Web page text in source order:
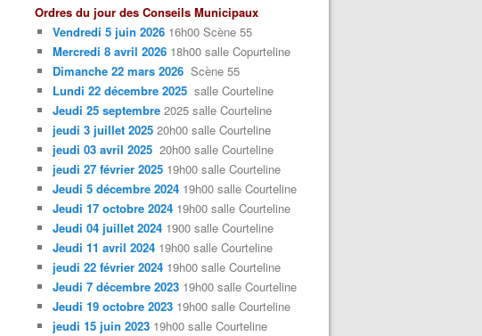
Ordres du jour des Conseils Municipaux
Vendredi 5 juin 2026 16h00 Scène 55
Mercredi 8 avril 2026 18h00 salle Copurteline
Dimanche 22 mars 2026 Scène 55
Lundi 22 décembre 2025 salle Courteline
Jeudi 25 septembre 2025 salle Courteline
jeudi 3 juillet 2025 20h00 salle Courteline
jeudi 03 avril 2025 20h00 salle Courteline
jeudi 27 février 2025 19h00 salle Courteline
Jeudi 5 décembre 2024 19h00 salle Courteline
Jeudi 17 octobre 2024 19h00 salle Courteline
Jeudi 04 juillet 2024 1900 salle Courteline
Jeudi 11 avril 2024 19h00 salle Courteline
jeudi 22 février 2024 19h00 salle Courteline
Jeudi 7 décembre 2023 19h00 salle Courteline
Jeudi 19 octobre 2023 19h00 salle Courteline
jeudi 15 juin 2023 19h00 salle Courteline